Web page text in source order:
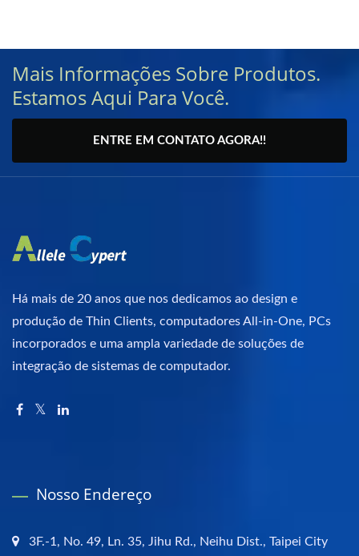
Mais Informações Sobre Produtos.
Estamos Aqui Para Você.
ENTRE EM CONTATO AGORA!!
Há mais de 20 anos que nos dedicamos ao design e
produção de Thin Clients, computadores All-in-One, PCs
incorporados e uma ampla variedade de soluções de
integração de sistemas de computador.
Nosso Endereço
3F.-1, No. 49, Ln. 35, Jihu Rd., Neihu Dist., Taipei City